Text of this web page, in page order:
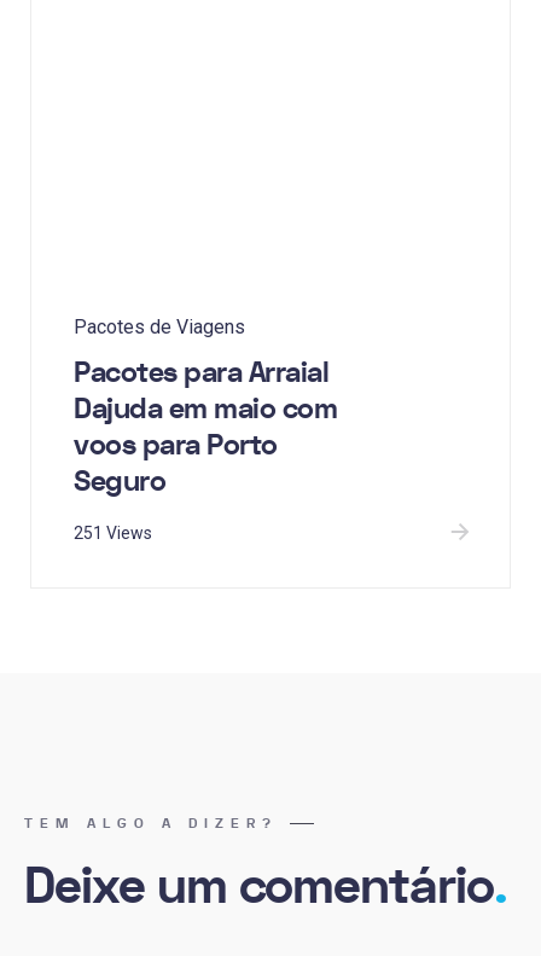
Pacotes de Viagens
Pacotes para Arraial
Dajuda em maio com
voos para Porto
Seguro
251 Views
TEM ALGO A DIZER?
Deixe um comentário.